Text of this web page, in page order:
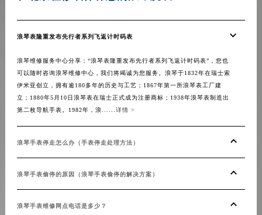
浪琴表隆重发布先行者系列飞返计时码表
浪琴维修服务中心分享：“浪琴表隆重发布先行者系列飞返计时码表”，您也
可以随时咨询浪琴维修中心，我们将竭诚为您服务。浪琴于1832年在瑞士索
伊米亚创立，拥有逾180多年的历史与工艺；1867年第一所浪琴表工厂建
立；1880年5月10日浪琴表在瑞士正式成为注册商标；1938年浪琴表制造出
第二枚导航手表。1982年，浪...... 详情 >
浪琴手表停走怎么办（手表停走处理方法）
浪琴手表偷停的原因（浪琴手表偷停的解决方案）
浪琴手表维修网点电话是多少？